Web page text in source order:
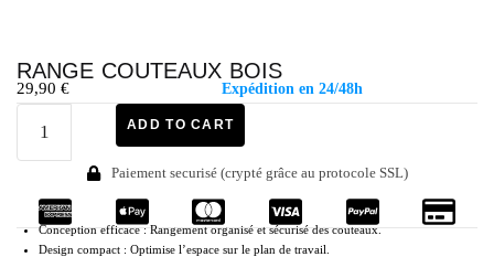
RANGE COUTEAUX BOIS
29,90 € Expédition en 24/48h
ADD TO CART
Paiement securisé (crypté grâce au protocole SSL)
Conception efficace : Rangement organisé et sécurisé des couteaux.
Design compact : Optimise l’espace sur le plan de travail.